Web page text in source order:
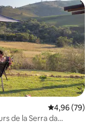
Évaluation
4,96 (79)
de la Serra da